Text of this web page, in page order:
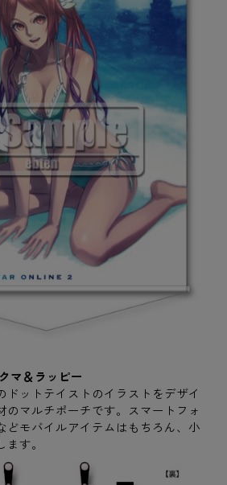
マ＆ラッピー
ドットテイストのイラストをデザイ
のマルチポーチです。スマートフォ
どモバイルアイテムはもちろん、小
す。